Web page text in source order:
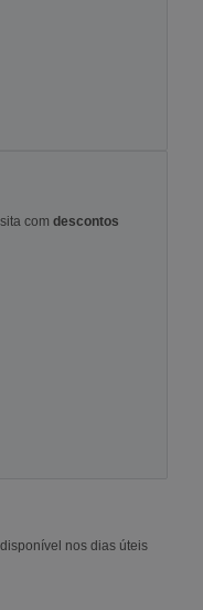
com descontos
nos dias úteis